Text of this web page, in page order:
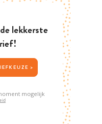
lekkerste
JOUW NIEUWSBRIEFKEUZE >
mogelijk